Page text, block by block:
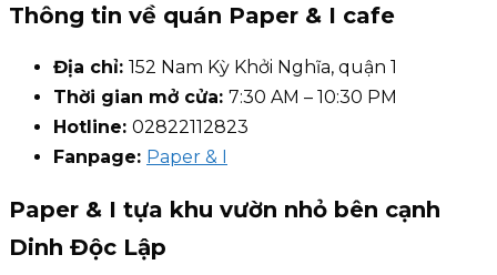
Thông tin về quán Paper & I cafe
Địa chỉ: 152 Nam Kỳ Khởi Nghĩa, quận 1
Thời gian mở cửa: 7:30 AM – 10:30 PM
Hotline: 02822112823
Fanpage: Paper & I
Paper & I tựa khu vườn nhỏ bên cạnh
Dinh Độc Lập